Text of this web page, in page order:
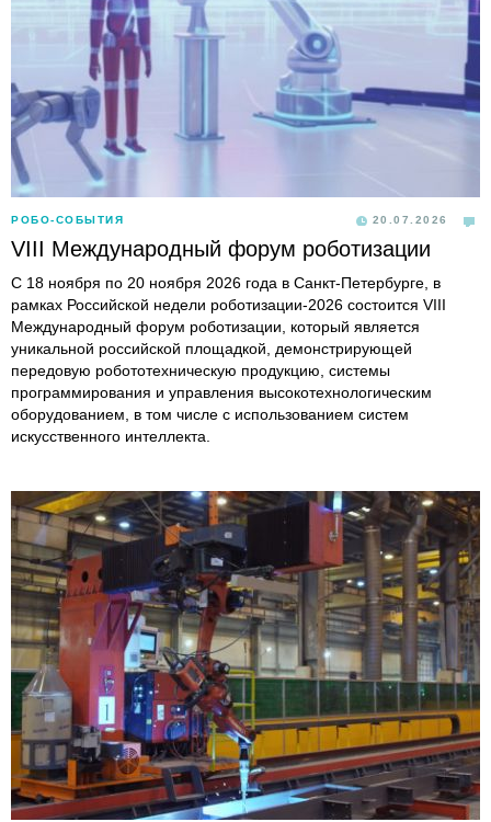
РОБО-СОБЫТИЯ 20.07.2026
VIII Международный форум роботизации
С 18 ноября по 20 ноября 2026 года в Санкт-Петербурге, в
рамках Российской недели роботизации-2026 состоится VIII
Международный форум роботизации, который является
уникальной российской площадкой, демонстрирующей
передовую робототехническую продукцию, системы
программирования и управления высокотехнологическим
оборудованием, в том числе с использованием систем
искусственного интеллекта.